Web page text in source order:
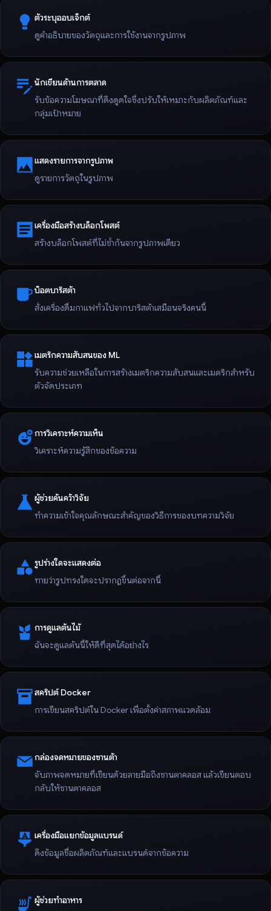
ตัวระบุออบเจ็กต์
ดูคำอธิบายของวัตถุและการใช้งานจากรูปภาพ
นักเขียนด้านการตลาด
รับข้อความโฆษณาที่ดึงดูดใจซึ่งปรับให้เหมาะกับผลิตภัณฑ์และ
กลุ่มเป้าหมาย
แสดงรายการจากรูปภาพ
ดูรายการวัตถุในรูปภาพ
เครื่องมือสร้างบล็อกโพสต์
สร้างบล็อกโพสต์ที่ไม่ซ้ำกันจากรูปภาพเดียว
บ็อตบาริสต้า
สั่งเครื่องดื่มกาแฟทั่วไปจากบาริสต้าเสมือนจริงคนนี้
เมตริกความสับสนของ ML
รับความช่วยเหลือในการสร้างเมตริกความสับสนและเมตริกสําหรับ
ตัวจัดประเภท
การวิเคราะห์ความเห็น
วิเคราะห์ความรู้สึกของข้อความ
ผู้ช่วยค้นคว้าวิจัย
ทําความเข้าใจคุณลักษณะสําคัญของวิธีการของบทความวิจัย
รูปร่างใดจะแสดงต่อ
ทายว่ารูปทรงใดจะปรากฏขึ้นต่อจากนี้
การดูแลต้นไม้
ฉันจะดูแลต้นนี้ให้ดีที่สุดได้อย่างไร
สคริปต์ Docker
การเขียนสคริปต์ใน Docker เพื่อตั้งค่าสภาพแวดล้อม
กล่องจดหมายของซานต้า
จับภาพจดหมายที่เขียนด้วยลายมือถึงซานตาคลอส แล้วเขียนตอบ
กลับให้ซานตาคลอส
เครื่องมือแยกข้อมูลแบรนด์
ดึงข้อมูลชื่อผลิตภัณฑ์และแบรนด์จากข้อความ
ผู้ช่วยทำอาหาร